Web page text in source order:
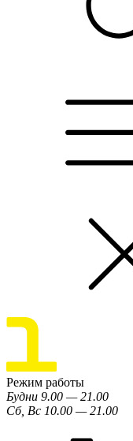
Режим работы
Будни 9.00 — 21.00
Сб, Вс 10.00 — 21.00